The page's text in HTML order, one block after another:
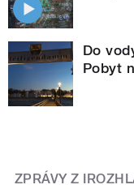
Do
Pobyt
ZPRÁVY Z